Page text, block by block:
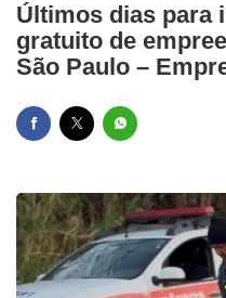
Últimos dias para
gratuito de
São Paulo –